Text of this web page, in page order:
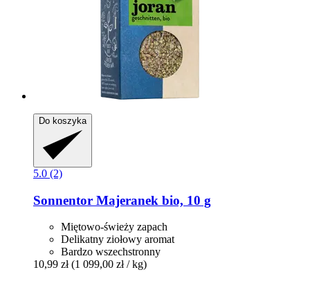
Do koszyka
5.0 (2)
Sonnentor Majeranek bio, 10 g
Miętowo-świeży zapach
Delikatny ziołowy aromat
Bardzo wszechstronny
10,99 zł (1 099,00 zł / kg)